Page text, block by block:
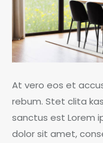
At vero eos et
rebum. Stet clita
sanctus est Lorem
dolor sit amet,